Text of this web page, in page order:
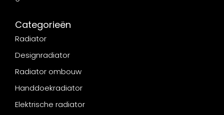
Categorieën
Radiator
Designradiator
Radiator ombouw
Handdoekradiator
Elektrische radiator